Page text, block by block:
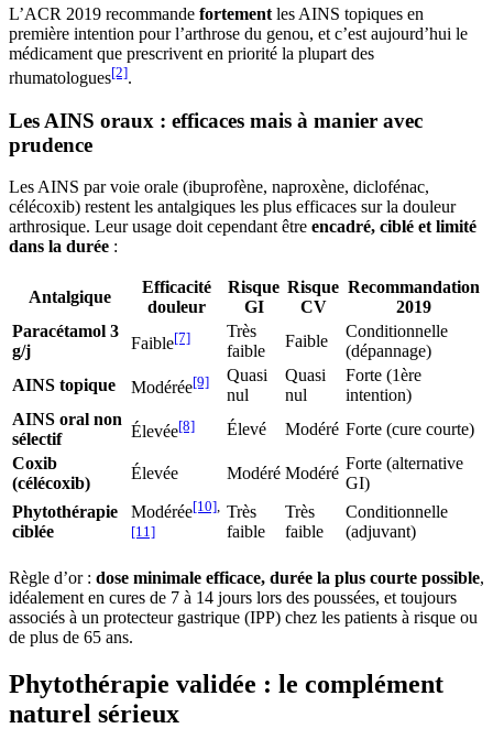
L’ACR 2019 recommande fortement les AINS topiques en
première intention pour l’arthrose du genou, et c’est aujourd’hui le
médicament que prescrivent en priorité la plupart des
rhumatologues[2].
Les AINS oraux : efficaces mais à manier avec
prudence
Les AINS par voie orale (ibuprofène, naproxène, diclofénac,
célécoxib) restent les antalgiques les plus efficaces sur la douleur
arthrosique. Leur usage doit cependant être encadré, ciblé et limité
dans la durée :
Antalgique
Efficacité
douleur
Risque
GI
Risque
CV
Recommandation
2019
Paracétamol 3
g/j
Faible[7]
Très
faible
Faible
Conditionnelle
(dépannage)
AINS topique
Modérée[9]
Quasi
nul
Quasi
nul
Forte (1ère
intention)
AINS oral non
sélectif
Élevée[8] Élevé Modéré Forte (cure courte)
Coxib
(célécoxib)
Élevée Modéré Modéré
Forte (alternative
GI)
Phytothérapie
ciblée
Modérée[10],
[11]
Très
faible
Très
faible
Conditionnelle
(adjuvant)
Règle d’or : dose minimale efficace, durée la plus courte possible,
idéalement en cures de 7 à 14 jours lors des poussées, et toujours
associés à un protecteur gastrique (IPP) chez les patients à risque ou
de plus de 65 ans.
Phytothérapie validée : le complément
naturel sérieux